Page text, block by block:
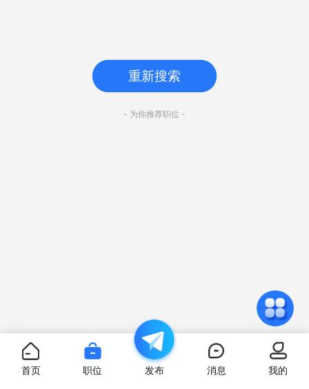
重新搜索
- 为你推荐职位 -
首页 职位 发布 消息 我的